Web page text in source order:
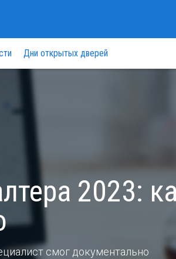
Дни открытых дверей
2023:
смог документально